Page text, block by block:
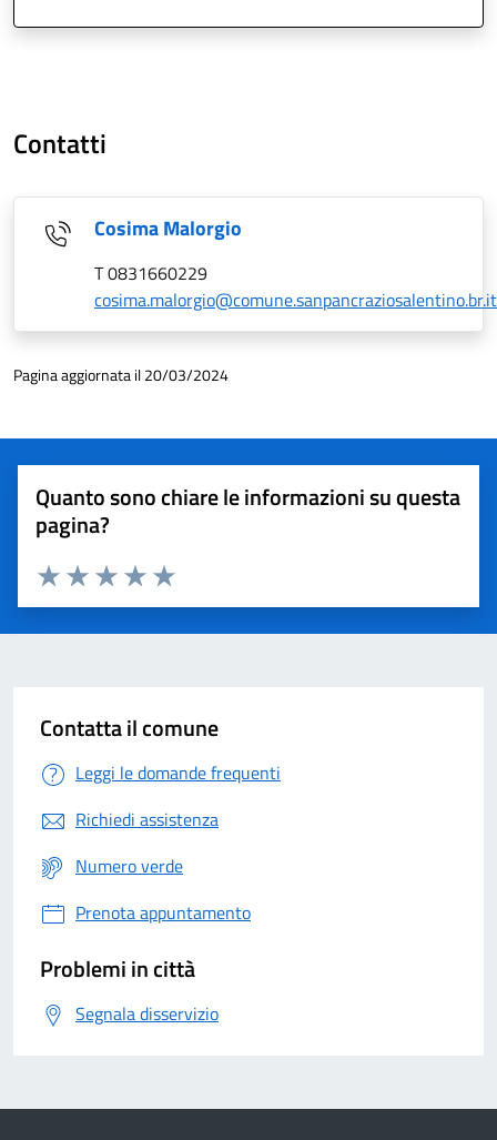
Contatti
Cosima Malorgio
T 0831660229
cosima.malorgio@comune.sanpancraziosalentino.br.it
Pagina aggiornata il 20/03/2024
Quanto sono chiare le informazioni su questa
pagina?
Valuta 5 stelle su 5
Valuta 4 stelle su 5
Valuta 3 stelle su 5
Valuta 2 stelle su 5
Valuta 1 stelle su 5
Contatta il comune
Leggi le domande frequenti
Richiedi assistenza
Numero verde
Prenota appuntamento
Problemi in città
Segnala disservizio